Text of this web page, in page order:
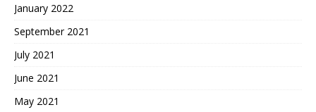
January 2022
September 2021
July 2021
June 2021
May 2021